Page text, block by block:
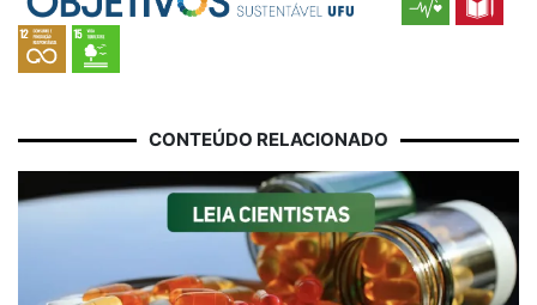
CONTEÚDO RELACIONADO